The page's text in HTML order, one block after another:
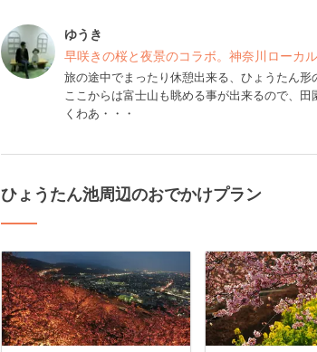
ゆうき
早咲きの桜と夜景のコラボ。神奈川ローカ
旅の途中でまったり休憩出来る、ひょうたん形
ここからは富士山も眺める事が出来るので、
くわあ・・・
ひょうたん池周辺のおでかけプラン